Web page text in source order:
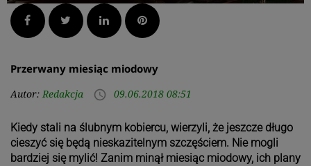
Facebook Twitter LinkedInPinterest
Przerwany miesiąc miodowy
Autor: Redakcja access_time 09.06.2018 08:51
Kiedy stali na ślubnym kobiercu, wierzyli, że jeszcze długo
cieszyć się będą nieskazitelnym szczęściem. Nie mogli
bardziej się mylić! Zanim minął miesiąc miodowy, ich plany